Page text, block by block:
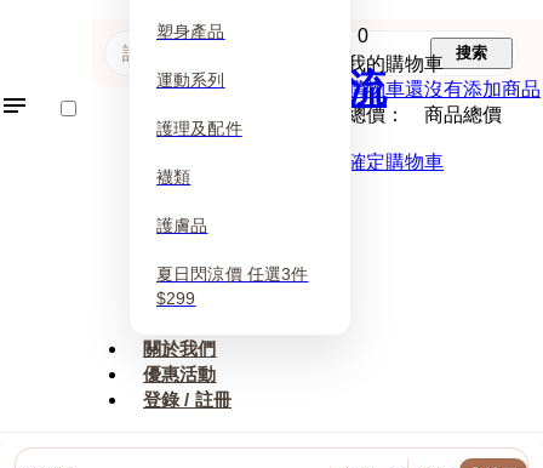
塑身產品
運動系列
護理及配件
襪類
護膚品
夏日閃涼價 任選3件
$299
關於我們
優惠活動
登錄 / 註冊
0
我的購物車
購物車還沒有添加商品
總價： 商品總價
確定購物車
搜索